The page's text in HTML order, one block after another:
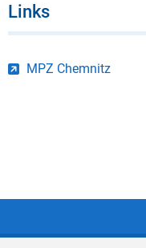
Links
MPZ Chemnitz